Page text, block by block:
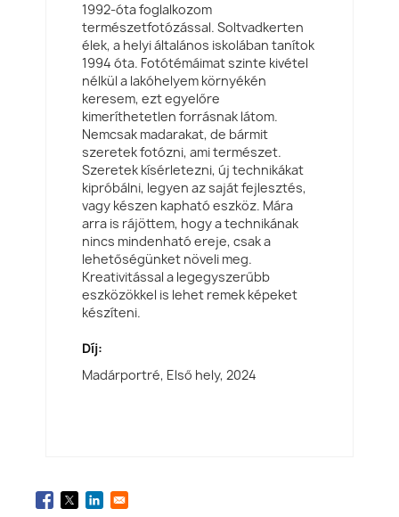
1992-óta foglalkozom
természetfotózással. Soltvadkerten
élek, a helyi általános iskolában tanítok
1994 óta. Fotótémáimat szinte kivétel
nélkül a lakóhelyem környékén
keresem, ezt egyelőre
kimeríthetetlen forrásnak látom.
Nemcsak madarakat, de bármit
szeretek fotózni, ami természet.
Szeretek kísérletezni, új technikákat
kipróbálni, legyen az saját fejlesztés,
vagy készen kapható eszköz. Mára
arra is rájöttem, hogy a technikának
nincs mindenható ereje, csak a
lehetőségünket növeli meg.
Kreativitással a legegyszerűbb
eszközökkel is lehet remek képeket
készíteni.
Díj:
Madárportré, Első hely,2024